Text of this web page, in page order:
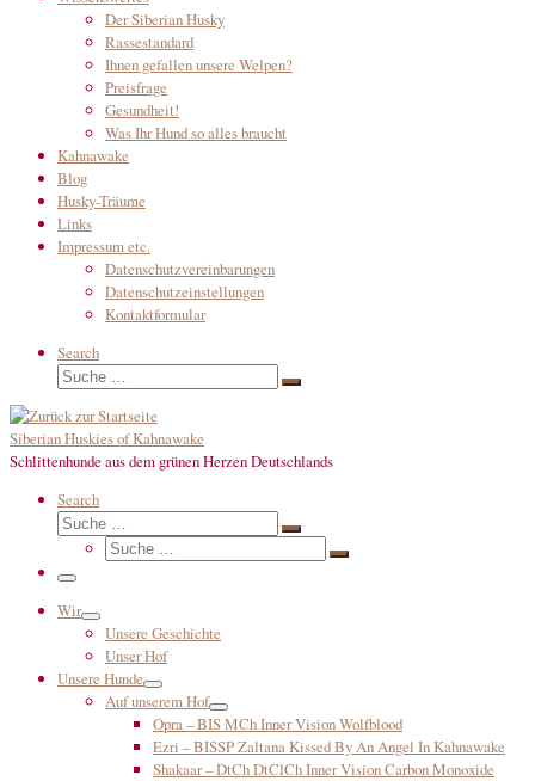
Der Siberian Husky
Rassestandard
Ihnen gefallen unsere Welpen?
Preisfrage
Gesundheit!
Was Ihr Hund so alles braucht
Kahnawake
Blog
Husky-Träume
Links
Impressum etc.
Datenschutzvereinbarungen
Datenschutzeinstellungen
Kontaktformular
Search
Suche
Suche
Siberian Huskies of Kahnawake
Schlittenhunde aus dem grünen Herzen Deutschlands
Search
Suche
Suche
Suche
Suche
Menü
Wir
Unsere Geschichte
Unser Hof
Unsere Hunde
Auf unserem Hof
Opra – BIS MCh Inner Vision Wolfblood
Ezri – BISSP Zaltana Kissed By An Angel In Kahnawake
Shakaar – DtCh DtClCh Inner Vision Carbon Monoxide